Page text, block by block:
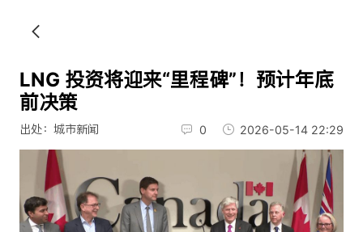
LNG 投资将迎来“里程碑”！预计年底
前决策
出处：城市新闻 0 2026-05-14 22:29